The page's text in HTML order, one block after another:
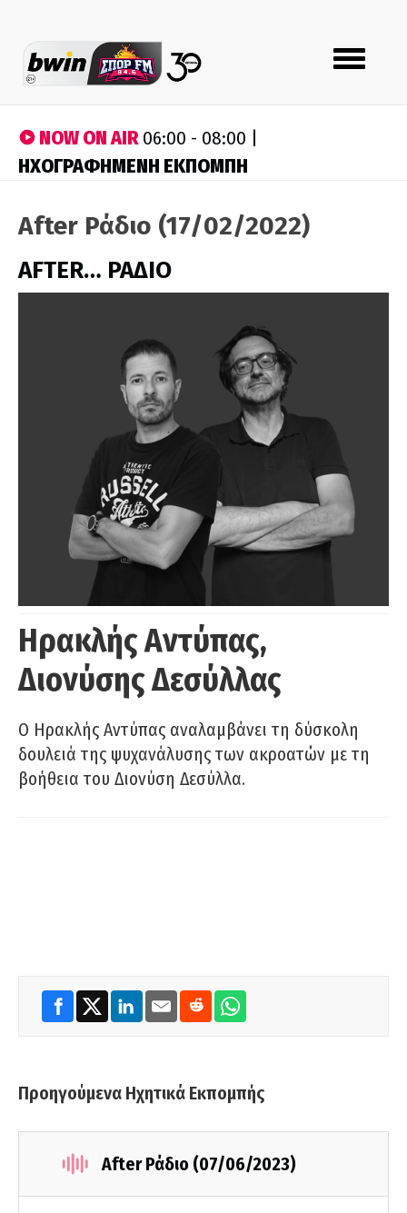
Toggle
navigation
NOW ON AIR06:00 - 08:00 |
ΗΧΟΓΡΑΦΗΜΕΝΗ ΕΚΠΟΜΠΗ
After Ράδιο (17/02/2022)
AFTER… ΡΑΔΙΟ
Ηρακλής Αντύπας,
Διονύσης Δεσύλλας
Ο Ηρακλής Αντύπας αναλαμβάνει τη δύσκολη
δουλειά της ψυχανάλυσης των ακροατών με τη
βοήθεια του Διονύση Δεσύλλα.
Προηγούμενα Ηχητικά Εκπομπής
After Ράδιο (07/06/2023)